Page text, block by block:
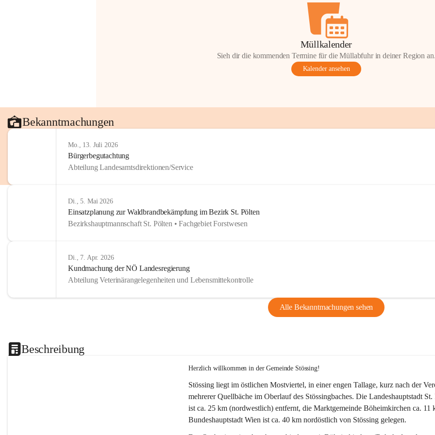
Müllkalender
Sieh dir die kommenden Termine für die Müllabfuhr in deiner Region
Kalender ansehen
Bekanntmachungen
Mo., 13. Juli 2026
Bürgerbegutachtung
Abteilung Landesamtsdirektionen/Service
Di., 5. Mai 2026
Einsatzplanung zur Waldbrandbekämpfung im Bezirk St. Pölten
Bezirkshauptmannschaft St. Pölten • Fachgebiet Forstwesen
Di., 7. Apr. 2026
Kundmachung der NÖ Landesregierung
Abteilung Veterinärangelegenheiten und Lebensmittekontrolle
Alle Bekanntmachungen sehen
Beschreibung
Herzlich willkommen in der Gemeinde Stössing!
Stössing liegt im östlichen Mostviertel, in einer engen Tallage, kurz nach der
mehrerer Quellbäche im Oberlauf des Stössingbaches. Die Landeshauptstadt
ist ca. 25 km (nordwestlich) entfernt, die Marktgemeinde Böheimkirchen ca.
Bundeshauptstadt Wien ist ca. 40 km nordöstlich von Stössing gelegen.